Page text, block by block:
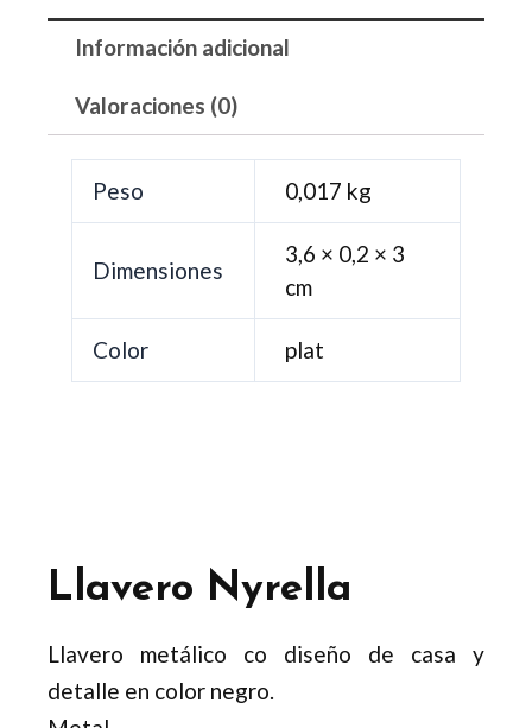
Información adicional
Valoraciones (0)
Peso 0,017 kg
Dimensiones
3,6 × 0,2 × 3
cm
Color plat
Llavero Nyrella
Llavero metálico co diseño de casa y
detalle en color negro.